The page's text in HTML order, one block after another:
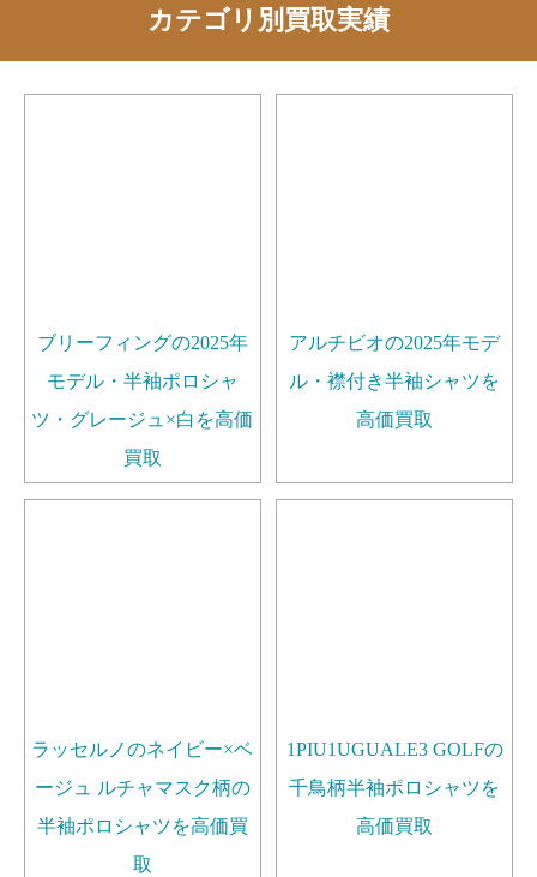
カテゴリ別買取実績
ブリーフィングの2025年
モデル・半袖ポロシャ
ツ・グレージュ×白を高価
買取
アルチビオの2025年モデ
ル・襟付き半袖シャツを
高価買取
ラッセルノのネイビー×ベ
ージュ ルチャマスク柄の
半袖ポロシャツを高価買
取
1PIU1UGUALE3 GOLFの
千鳥柄半袖ポロシャツを
高価買取